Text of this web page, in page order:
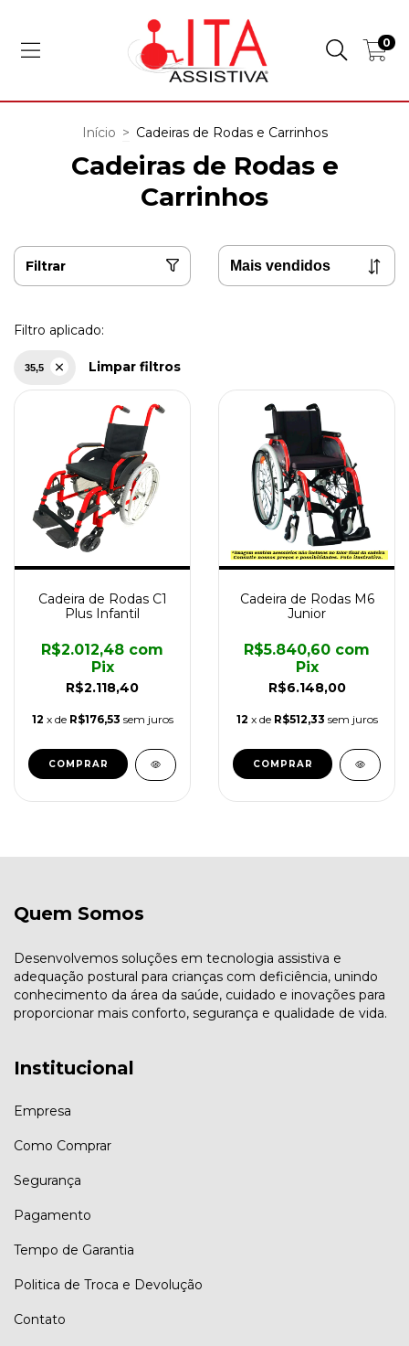
0
Início > Cadeiras de Rodas e Carrinhos
Cadeiras de Rodas e
Carrinhos
Filtrar
Filtro aplicado:
35,5 Limpar filtros
Cadeira de Rodas C1
Plus Infantil
R$2.118,40
R$2.012,48 com
Pix
12 x de R$176,53 sem juros
COMPRAR
Cadeira de Rodas M6
Junior
R$6.148,00
R$5.840,60 com
Pix
12 x de R$512,33 sem juros
COMPRAR
Quem Somos
Desenvolvemos soluções em tecnologia assistiva e
adequação postural para crianças com deficiência, unindo
conhecimento da área da saúde, cuidado e inovações para
proporcionar mais conforto, segurança e qualidade de vida.
Institucional
Empresa
Como Comprar
Segurança
Pagamento
Tempo de Garantia
Politica de Troca e Devolução
Contato